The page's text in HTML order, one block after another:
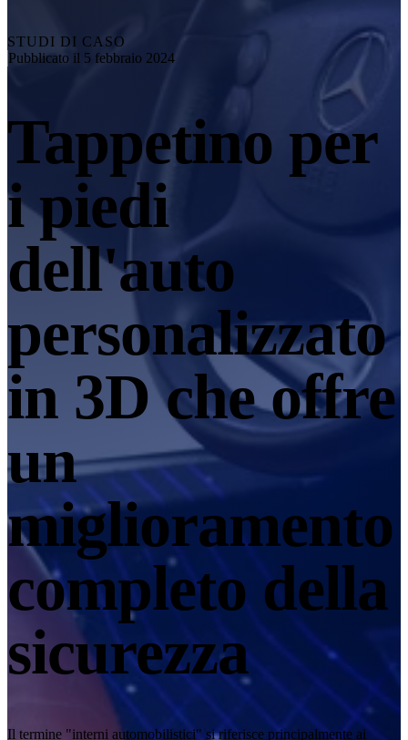
RobotScan Series
Tavola rotante a doppio asse
NUOVO
Scopri le nostre soluzioni di metrologia
PROFESSIONALE · EINSCAN
EinScan Libre 🛜
Serie EinScan Rigil🛜
EinScan Medixa 🛜NUOVO
Scanner 3D portatili con sorgente luminosa ibrida
EinScan H2
Scanner 3D da tavolo
EinScan SP V2
EinScan SE V2
Accessori
FootStation 2
Zaino per EinScan Libre
Scopri le nostre soluzioni professionali
LIVELLO BASE · EINSTAR PER GLI APPASSIONATI
I migliori scanner 3D economici per principianti
EINSTAR Rockit 🛜NUOVO
EINSTAR 2 🛜
EINSTAR VEGA 🛜
STUDI DI CASO
Pubblicato il 5 febbraio 2024
Tappetino per
i piedi
dell'auto
personalizzato
in 3D che offre
un
miglioramento
completo della
sicurezza
Il termine "interni automobilistici" si riferisce principalmente ai